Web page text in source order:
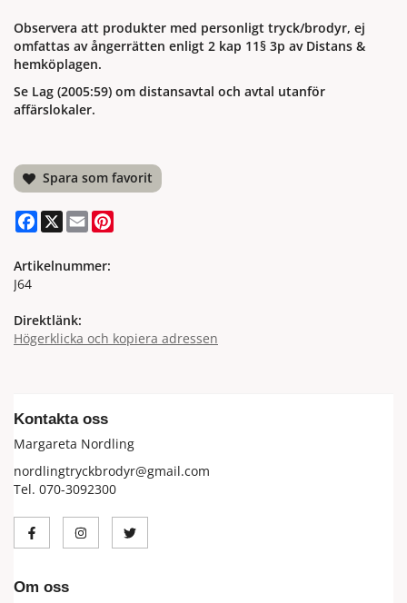
Observera att produkter med personligt tryck/brodyr, ej
omfattas av ångerrätten enligt 2 kap 11§ 3p av Distans &
hemköplagen.
Se Lag (2005:59) om distansavtal och avtal utanför
affärslokaler.
Spara som favorit
Facebook
X Email
Artikelnummer:
J64
Direktlänk:
Högerklicka och kopiera adressen
Kontakta oss
Margareta Nordling
nordlingtryckbrodyr@gmail.com
Tel. 070-3092300
Om oss